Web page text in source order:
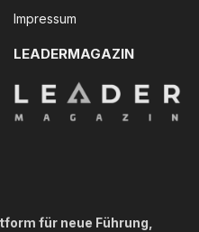
Impressum
LEADERMAGAZIN
für neue Führung,